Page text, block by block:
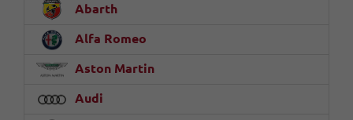
Abarth
Alfa Romeo
Aston Martin
Audi